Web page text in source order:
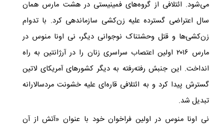
می‌شود. ائتلافی از گروه‎‌های فمینیستی در هشت مارس همان
سال اعتراضی گسترده علیه زن‌کشی سازماندهی کرد. با تدوام
زن‌کشی‌ها و قتل وحشتناک نوجوانی دیگر، نی اونا منوس در
مارس ۲۰۱۶ اولین اعتصاب سراسری زنان را در آرژانتین به راه
انداخت. این جنبش رفته‌رفته به دیگر کشورهای آمریکای لاتین
گسترش پیدا کرد و به ائتلافی قاره‌ای علیه خشونت مردسالارانه
تبدیل شد.
نی اونا منوس در اولین فراخوان خود با عنوان «آتش از آن